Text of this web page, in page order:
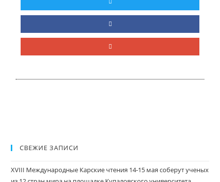
СВЕЖИЕ ЗАПИСИ
XVIII Международные Карские чтения 14-15 мая соберут ученых